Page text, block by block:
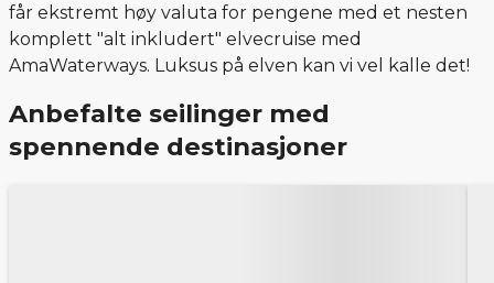
får ekstremt høy valuta for pengene med et nesten
komplett "alt inkludert" elvecruise med
AmaWaterways. Luksus på elven kan vi vel kalle det!
Anbefalte seilinger med
spennende destinasjoner